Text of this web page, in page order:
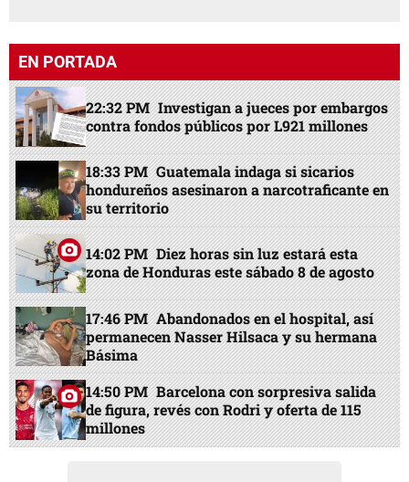
EN PORTADA
22:32 PM Investigan a jueces por embargos
contra fondos públicos por L921 millones
18:33 PM Guatemala indaga si sicarios
hondureños asesinaron a narcotraficante en
su territorio
14:02 PM Diez horas sin luz estará esta
zona de Honduras este sábado 8 de agosto
17:46 PM Abandonados en el hospital, así
permanecen Nasser Hilsaca y su hermana
Básima
14:50 PM Barcelona con sorpresiva salida
de figura, revés con Rodri y oferta de 115
millones